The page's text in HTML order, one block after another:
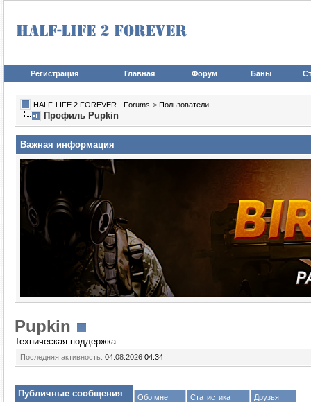
Регистрация Главная Форум Баны
HALF-LIFE 2 FOREVER - Forums > Пользователи
Профиль Puрkin
Важная информация
Puрkin
Техническая поддержка
Последняя активность: 04.08.2026 04:34
Публичные сообщения Обо мне Статистика Друзья